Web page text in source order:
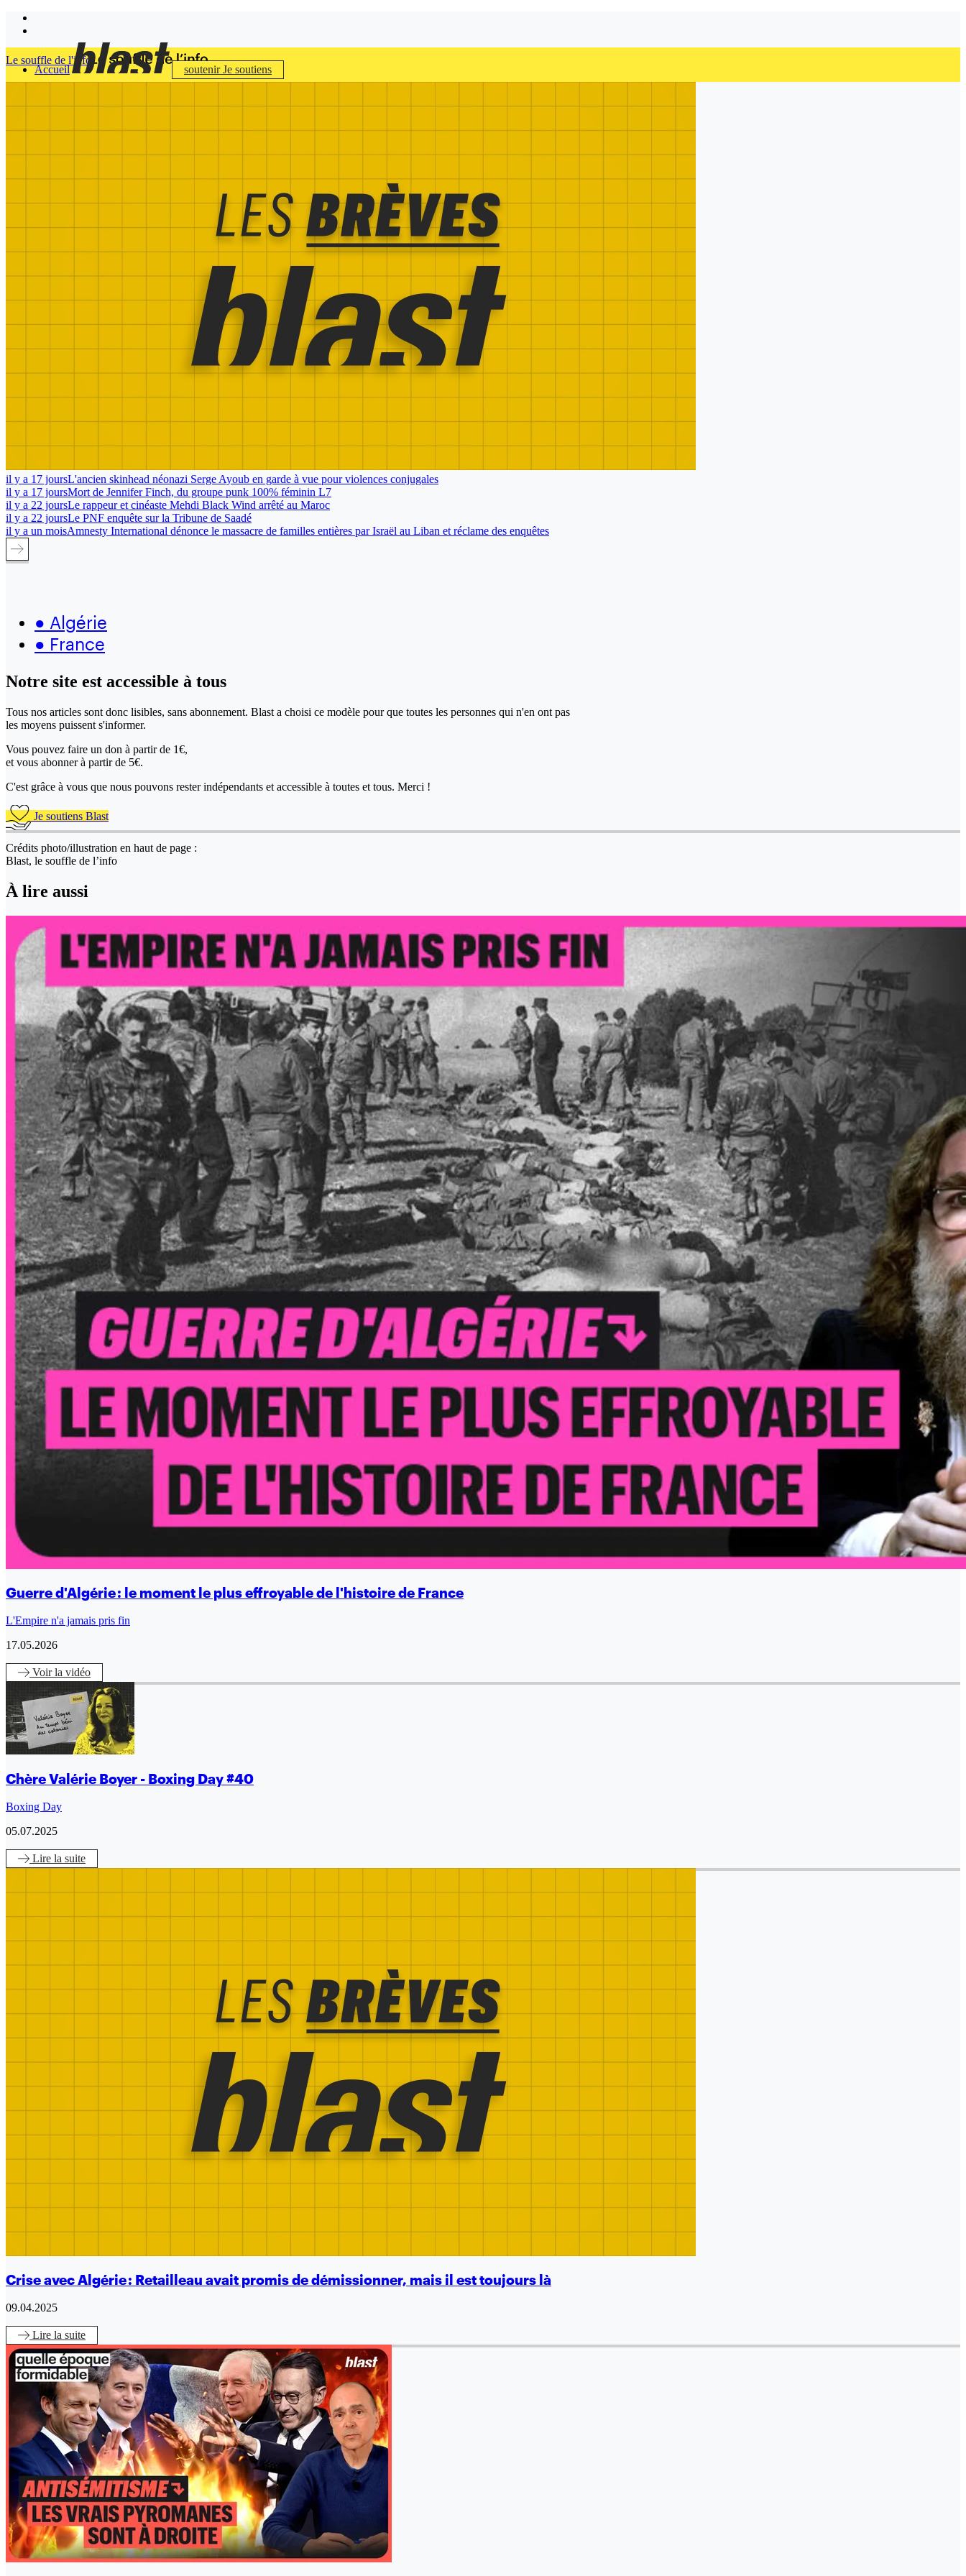
Accueil soutenirJe soutiens
Le souffle de l'info
il y a 17 joursL'ancien skinhead néonazi Serge Ayoub en garde à vue pour violences conjugales
il y a 17 joursMort de Jennifer Finch, du groupe punk 100% féminin L7
il y a 22 joursLe rappeur et cinéaste Mehdi Black Wind arrêté au Maroc
il y a 22 joursLe PNF enquête sur la Tribune de Saadé
il y a un moisAmnesty International dénonce le massacre de familles entières par Israël au Liban et réclame des enquêtes
● Algérie
● France
Notre site est accessible à tous
Tous nos articles sont donc lisibles, sans abonnement. Blast a choisi ce modèle pour que toutes les personnes qui n'en ont pas
les moyens puissent s'informer.
Vous pouvez faire un don à partir de 1€,
et vous abonner à partir de 5€.
C'est grâce à vous que nous pouvons rester indépendants et accessible à toutes et tous. Merci !
Je soutiens Blast
Crédits photo/illustration en haut de page :
Blast, le souffle de l’info
À lire aussi
Guerre d'Algérie : le moment le plus effroyable de l'histoire de France
L'Empire n'a jamais pris fin
17.05.2026
Voirla vidéo
Chère Valérie Boyer - Boxing Day #40
Boxing Day
05.07.2025
Lire la suite
Crise avec Algérie : Retailleau avait promis de démissionner, mais il est toujours là
09.04.2025
Lire la suite